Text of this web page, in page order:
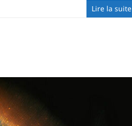
Lire la suite